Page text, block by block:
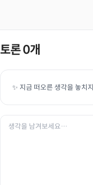
토론0개
✨ 지금 떠오른 생각을 놓치